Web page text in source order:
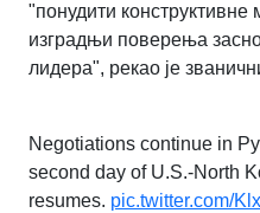
"понудити конструктивне
изградњи поверења
лидера", рекао је
Negotiations continue in
second day of U.S.-North
resumes. pic.twitter.com/